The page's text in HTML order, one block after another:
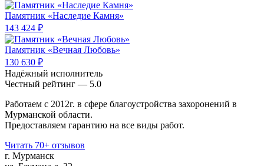
Памятник «Наследие Камня»
143 424 ₽
Памятник «Вечная Любовь»
130 630 ₽
Надёжный исполнитель
Чеcтный рейтинг — 5.0
Работаем с 2012г. в сфере благоустройства захоронений в
Мурманской области.
Предоставляем гарантию на все виды работ.
Читать 70+ отзывов
г. Мурманск